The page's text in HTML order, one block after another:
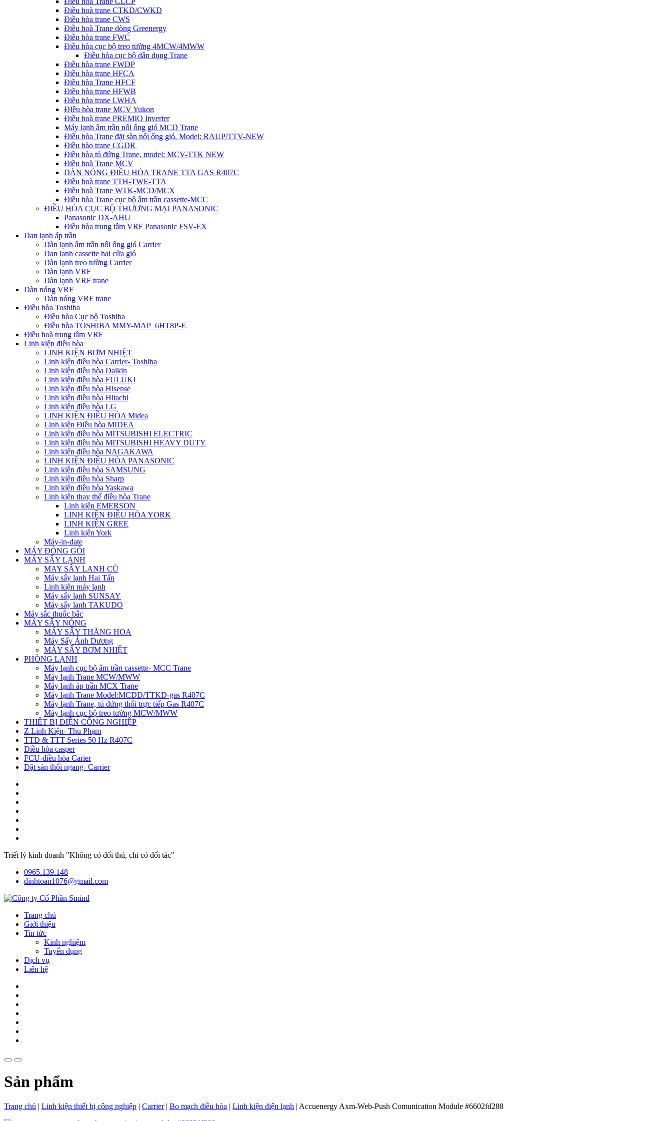
Điều hoà trane CTKD/CWKD
Điều hòa trane CWS
Điều hoà Trane dòng Greenergy
Điều hòa trane FWC
Điều hòa cục bộ treo tường 4MCW/4MWW
Điều hòa cục bộ dân dụng Trane
Điều hòa trane FWDP
Điều hòa trane HFCA
Điều hòa Trane HFCF
Điều hòa trane HFWB
Điều hòa trane LWHA
ĐIều hòa trane MCV Yukon
Điều hoà trane PREMIO Inverter
Máy lạnh âm trần nối ống gió MCD Trane
Điều hòa Trane đặt sàn nối ống gió. Model: RAUP/TTV-NEW
Điều hào trane CGDR
Điều hòa tủ đứng Trane, model: MCV-TTK NEW
Điều hoà Trane MCV
DÀN NÓNG ĐIỀU HÒA TRANE TTA GAS R407C
Điều hoà trane TTH-TWE-TTA
Điều hoà Trane WTK-MCD/MCX
Điều hòa Trane cục bộ âm trần cassette-MCC
ĐIỀU HÒA CỤC BỘ THƯƠNG MẠI PANASONIC
Panasonic DX-AHU
Điều hòa trung tâm VRF Panasonic FSV-EX
Dan lạnh áp trần
Dàn lạnh âm trần nối ống gió Carrier
Dan lanh cassette hai cửa gió
Dàn lạnh treo tường Carrier
Dàn lạnh VRF
Dàn lạnh VRF trane
Dàn nóng VRF
Dàn nóng VRF trane
Điều hòa Toshiba
Điều hòa Cục bộ Toshiba
Điều hòa TOSHIBA MMY-MAP_6HT8P-E
Điều hoà trung tâm VRF
Linh kiện điều hòa
LINH KIỆN BƠM NHIỆT
Linh kiện điều hòa Carrier- Toshiba
Linh kiện điều hòa Daikin
Linh kiện điều hòa FULUKI
Linh kiện điều hòa Hisense
Linh kiện điều hòa Hitachi
Linh kiện điều hòa LG
LINH KIỆN ĐIỀU HÒA Midea
Linh kiện Điều hòa MIDEA
Linh kiện điều hòa MITSUBISHI ELECTRIC
Linh kiện điều hòa MITSUBISHI HEAVY DUTY
Linh kiện điều hòa NAGAKAWA
LINH KIỆN ĐIỀU HÒA PANASONIC
Linh kiện điều hòa SAMSUNG
Linh kiện điều hòa Sharp
Linh kiện điều hòa Yaskawa
Linh kiện thay thế điều hòa Trane
Linh kiện EMERSON
LINH KIỆN ĐIỀU HÒA YORK
LINH KIỆN GREE
Linh kiện York
Máy-in-date
MÁY ĐÓNG GÓI
MÁY SẤY LẠNH
MAY SÂY LANH CŨ
Máy sấy lạnh Hai Tấn
Linh kiện máy lạnh
Máy sấy lạnh SUNSAY
Máy sấy lanh TAKUDO
Máy sắc thuốc bắc
MÁY SẤY NÓNG
MÁY SẤY THĂNG HOA
Máy Sấy Ánh Dương
MÁY SẤY BƠM NHIỆT
PHÒNG LẠNH
Máy lạnh cục bộ âm trần cassette- MCC Trane
Máy lạnh Trane MCW/MWW
Máy lạnh áp trần MCX Trane
Máy lạnh Trane Model:MCDD/TTKD-gas R407C
Máy lạnh Trane, tủ đứng thổi trực tiếp Gas R407C
Máy lạnh cục bộ treo tường MCW/MWW
THIẾT BỊ ĐIỆN CÔNG NGHIỆP
Z.Linh Kiện- Thu Phạm
TTD & TTT Series 50 Hz R407C
Điều hòa casper
FCU-điều hòa Carier
Đặt sàn thổi ngang- Carrier
Triết lý kinh doanh "Không có đối thủ, chỉ có đối tác"
0965.139.148
dinhtoan1076@gmail.com
Trang chủ
Giới thiệu
Tin tức
Kinh nghiệm
Tuyển dụng
Dịch vụ
Liên hệ
Sản phẩm
Trang chủ | Linh kiện thiết bị công nghiệp | Carrier| Bo mạch điều hòa | Linh kiện điện lạnh | Accuenergy Axm-Web-Push Comunication Module #6602fd288